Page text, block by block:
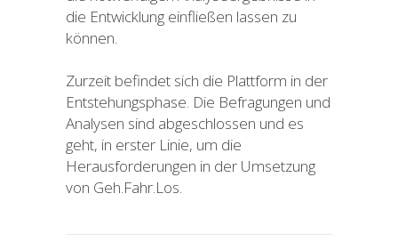
die Entwicklung einfließen lassen zu
können.
Zurzeit befindet sich die Plattform in der
Entstehungsphase. Die Befragungen und
Analysen sind abgeschlossen und es
geht, in erster Linie, um die
Herausforderungen in der Umsetzung
von Geh.Fahr.Los.